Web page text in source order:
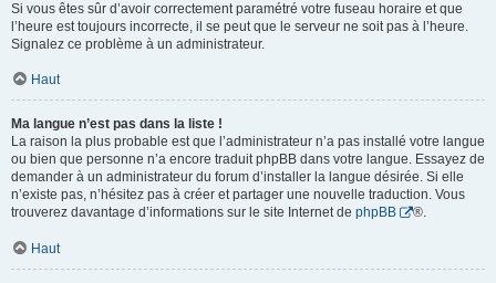
Si vous êtes sûr d’avoir correctement paramétré votre fuseau horaire et que
l’heure est toujours incorrecte, il se peut que le serveur ne soit pas à l’heure.
Signalez ce problème à un administrateur.
Haut
Ma langue n’est pas dans la liste !
La raison la plus probable est que l’administrateur n’a pas installé votre langue
ou bien que personne n’a encore traduit phpBB dans votre langue. Essayez de
demander à un administrateur du forum d’installer la langue désirée. Si elle
n’existe pas, n’hésitez pas à créer et partager une nouvelle traduction. Vous
trouverez davantage d’informations sur le site Internet de phpBB ®.
Haut